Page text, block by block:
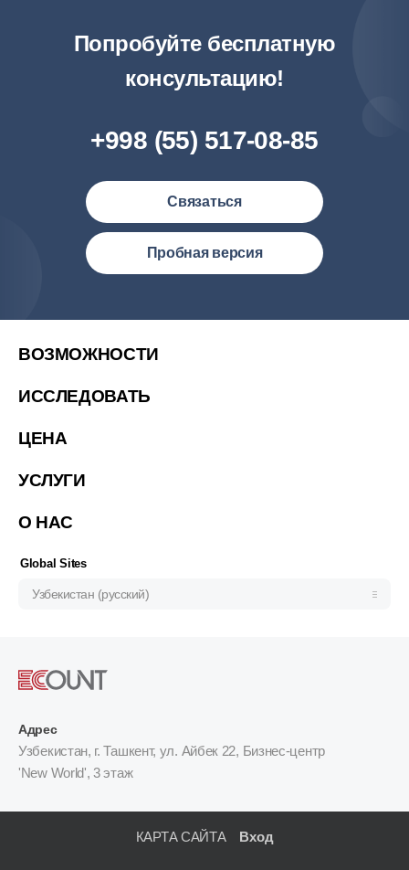
Попробуйте бесплатную
консультацию!
+998 (55) 517-08-85
Связаться
Пробная версия
ВОЗМОЖНОСТИ
ИССЛЕДОВАТЬ
ЦЕНА
УСЛУГИ
О НАС
Global Sites
Узбекистан (русский)
Узбекистан (русский)
繁體中文
繁體中文(香港)
Indonesia (Bahasa Indonesia)
ประเทศไทย (ไทย)
Адрес
Узбекистан, г. Ташкент, ул. Айбек 22, Бизнес-центр
'New World', 3 этаж
КАРТА САЙТА Вход